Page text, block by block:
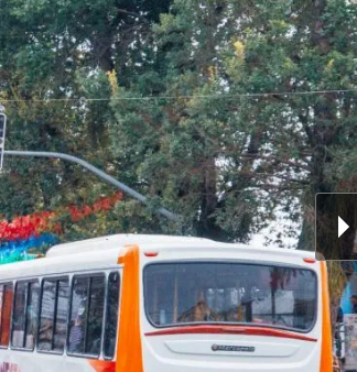
10 14 16 21 30 31
Ver detalhes